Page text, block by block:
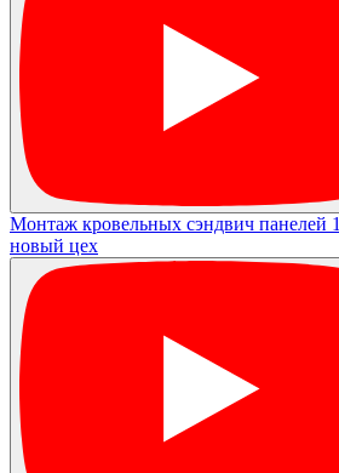
Монтаж кровельных сэндвич панелей
новый цех